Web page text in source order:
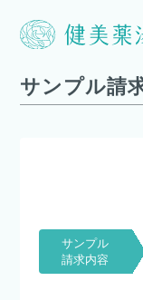
サンプル請
サンプル
請求内容